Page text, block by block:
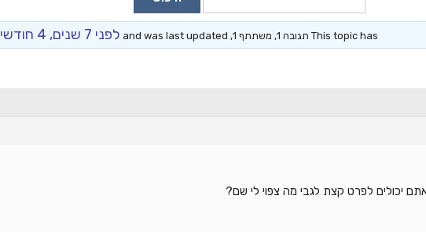
This topic has תגובה 1, משתתף 1, and was last updated לפני 7 שנים, 4 חודשים
יכולים לפרט קצת לגבי מה צפוי לי שם?